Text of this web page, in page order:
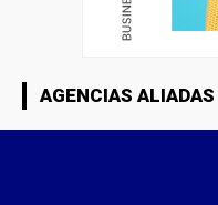
AGENCIAS ALIADAS